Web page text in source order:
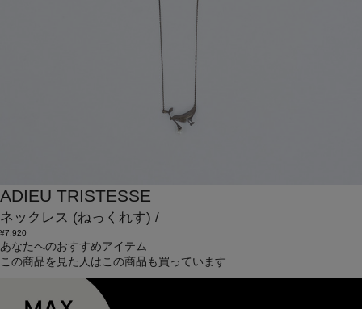
ADIEU TRISTESSE
ネックレス (ねっくれす) /
¥7,920
あなたへのおすすめアイテム
この商品を見た人はこの商品も買っています